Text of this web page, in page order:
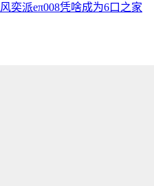
奕派eπ008凭啥成为6口之家